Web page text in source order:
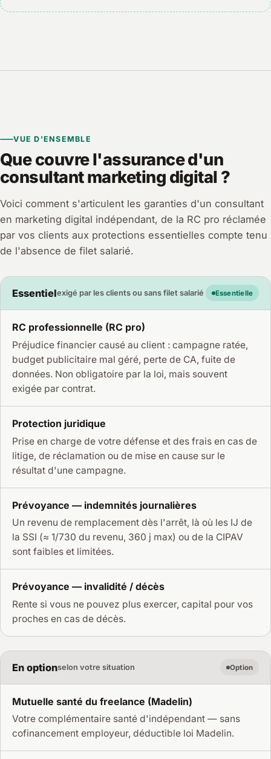
VUE D'ENSEMBLE
Que couvre l'assurance d'un
consultant marketing digital ?
Voici comment s'articulent les garanties d'un consultant
en marketing digital indépendant, de la RC pro réclamée
par vos clients aux protections essentielles compte tenu
de l'absence de filet salarié.
Essentielexigé par les clients ou sans filet salarié Essentielle
RC professionnelle (RC pro)
Préjudice financier causé au client : campagne ratée,
budget publicitaire mal géré, perte de CA, fuite de
données. Non obligatoire par la loi, mais souvent
exigée par contrat.
Protection juridique
Prise en charge de votre défense et des frais en cas de
litige, de réclamation ou de mise en cause sur le
résultat d'une campagne.
Prévoyance — indemnités journalières
Un revenu de remplacement dès l'arrêt, là où les IJ de
la SSI (≈ 1/730 du revenu, 360 j max) ou de la CIPAV
sont faibles et limitées.
Prévoyance — invalidité / décès
Rente si vous ne pouvez plus exercer, capital pour vos
proches en cas de décès.
En optionselon votre situation Option
Mutuelle santé du freelance (Madelin)
Votre complémentaire santé d'indépendant — sans
cofinancement employeur, déductible loi Madelin.